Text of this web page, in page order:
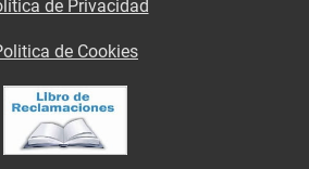
de Privacidad
de Cookies